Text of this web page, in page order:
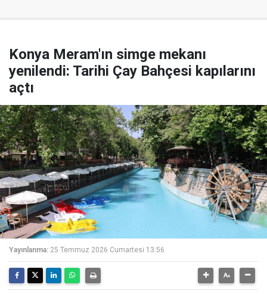
Konya Meram'ın simge mekanı
yenilendi: Tarihi Çay Bahçesi kapılarını
açtı
Yayınlanma: 25 Temmuz 2026 Cumartesi 13:56